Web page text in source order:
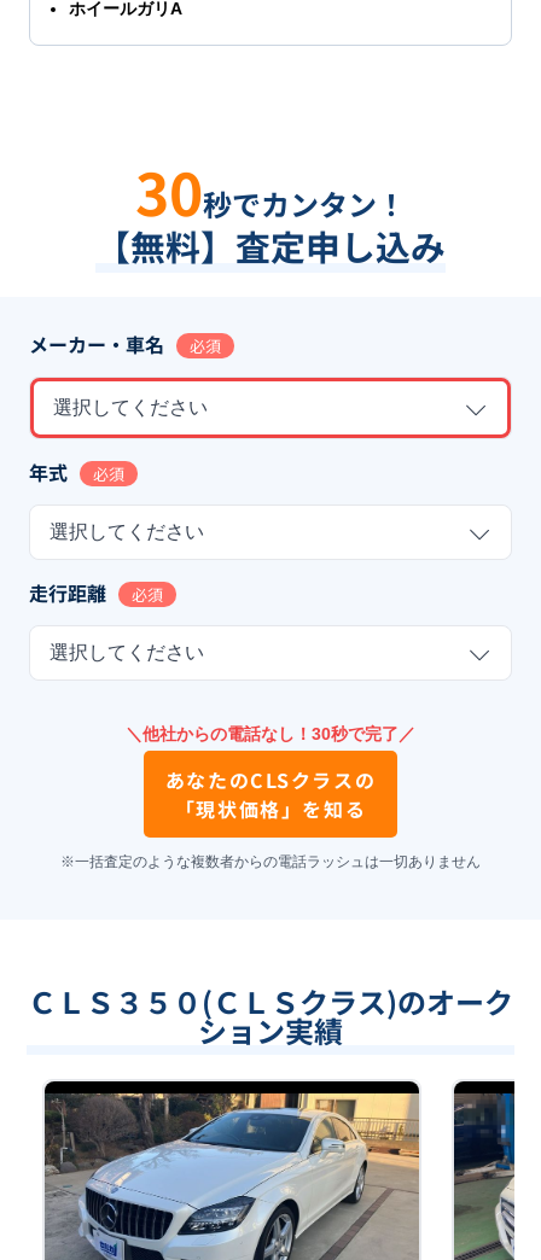
ホイールガリA
30秒でカンタン！
【無料】査定申し込み
メーカー・車名 必須
選択してください
年式 必須
選択してください
走行距離 必須
選択してください
＼他社からの電話なし！30秒で完了／
あなたのCLSクラスの
「現状価格」を知る
※一括査定のような複数者からの電話ラッシュは一切ありません
ＣＬＳ３５０(ＣＬＳクラス)のオーク
ション実績